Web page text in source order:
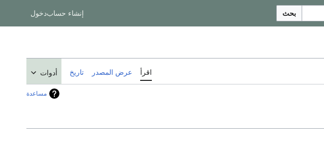
بحث إنشاء حسابدخول
اقرأ عرض المصدر تاريخ أدوات
مساعدة